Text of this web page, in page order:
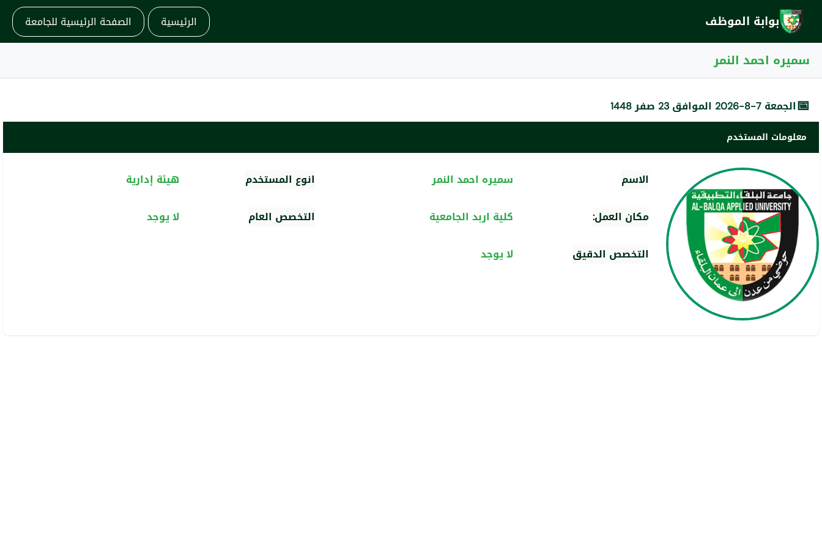
بوابة الموظف الرئيسية الصفحة الرئيسية للجامعة
سميره احمد النمر
📅الجمعة 7-8-2026 الموافق 23 صفر 1448
معلومات المستخدم
الاسم سميره احمد النمر انوع المستخدم
هيئة إدارية
مكان العمل:
كلية اربد الجامعية التخصص العام
لا يوجد
التخصص الدقيق
لا يوجد